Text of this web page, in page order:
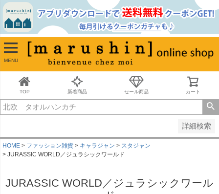
MENU
TOP 新着商品 セール商品 カート
詳細検索
並び順
新着順
古い順
価格が安い順
価格が高い順
キーワードヒット順
HOME ファッション雑貨 キャラジャン
スタジャン
JURASSIC WORLD／ジュラシックワールド
JURASSIC WORLD／ジュラシックワール